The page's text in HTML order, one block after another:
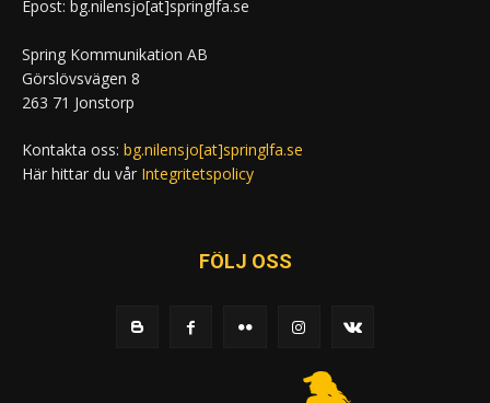
Epost: bg.nilensjo[at]springlfa.se
Spring Kommunikation AB
Görslövsvägen 8
263 71 Jonstorp
Kontakta oss: bg.nilensjo[at]springlfa.se
Här hittar du vår Integritetspolicy
FÖLJ OSS